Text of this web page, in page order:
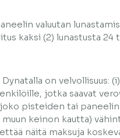
valuutan
kaksi (2) lunastusta 24
Dynatalla on velvollisuus:
jotka saavat
pisteiden tai paneelin
keinon kautta)
näitä maksuja